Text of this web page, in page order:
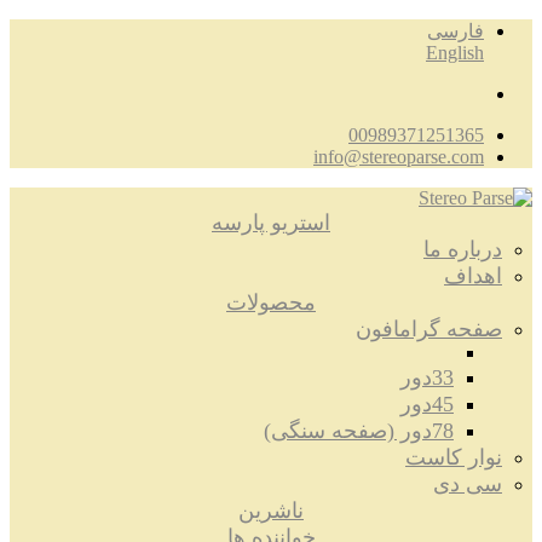
فارسی
English
00989371251365
info@stereoparse.com
استریو پارسه
درباره ما
اهداف
محصولات
صفحه گرامافون
33دور
45دور
78دور (صفحه سنگی)
نوار کاست
سی دی
ناشرین
خواننده ها